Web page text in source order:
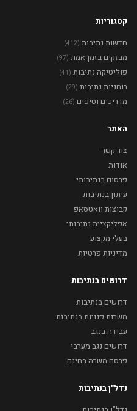
קטגוריות
חדשות נתיבות (412)
מבזקים בזמן אמת (97)
פוליטיקה נתיבות (41)
רוחניות נתיבות (29)
מדריכים וטיפים (26)
האתר
צור קשר
אודות
פרסום בנתיבותי
עיתון בנתיבות
קבוצות וואטסאפ
אפליקציית נתיבותי
בעלי מקצוע
מדיניות פרטיות
דרושים בנתיבות
דרושים בנתיבות
משרות פנויות בנתיבות
עבודה בנגב
דרושים נגב מערבי
פרסם משרה בחינם
נדל"ן בנתיבות